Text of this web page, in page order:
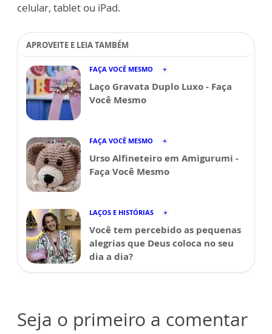
celular, tablet ou iPad.
APROVEITE E LEIA TAMBÉM
FAÇA VOCÊ MESMO
Laço Gravata Duplo Luxo - Faça
Você Mesmo
FAÇA VOCÊ MESMO
Urso Alfineteiro em Amigurumi -
Faça Você Mesmo
LAÇOS E HISTÓRIAS
Você tem percebido as pequenas
alegrias que Deus coloca no seu
dia a dia?
Seja o primeiro a comentar